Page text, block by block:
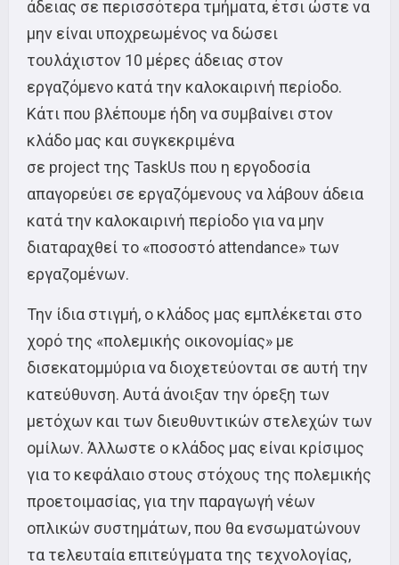
άδειας σε περισσότερα τμήματα, έτσι ώστε να
μην είναι υποχρεωμένος να δώσει
τουλάχιστον 10 μέρες άδειας στον
εργαζόμενο κατά την καλοκαιρινή περίοδο.
Κάτι που βλέπουμε ήδη να συμβαίνει στον
κλάδο μας και συγκεκριμένα
σε project της TaskUs που η εργοδοσία
απαγορεύει σε εργαζόμενους να λάβουν άδεια
κατά την καλοκαιρινή περίοδο για να μην
διαταραχθεί το «ποσοστό attendance» των
εργαζομένων.
Την ίδια στιγμή, ο κλάδος μας εμπλέκεται στο
χορό της «πολεμικής οικονομίας» με
δισεκατομμύρια να διοχετεύονται σε αυτή την
κατεύθυνση. Αυτά άνοιξαν την όρεξη των
μετόχων και των διευθυντικών στελεχών των
ομίλων. Άλλωστε ο κλάδος μας είναι κρίσιμος
για το κεφάλαιο στους στόχους της πολεμικής
προετοιμασίας, για την παραγωγή νέων
οπλικών συστημάτων, που θα ενσωματώνουν
τα τελευταία επιτεύγματα της τεχνολογίας,